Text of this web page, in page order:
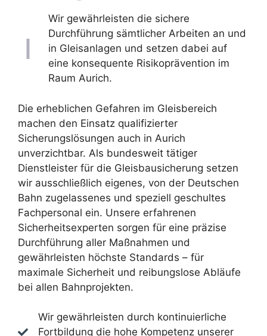
Wir gewährleisten die sichere
Durchführung sämtlicher Arbeiten an und
in Gleisanlagen und setzen dabei auf
eine konsequente Risikoprävention im
Raum Aurich.
Die erheblichen Gefahren im Gleisbereich
machen den Einsatz qualifizierter
Sicherungslösungen auch in Aurich
unverzichtbar. Als bundesweit tätiger
Dienstleister für die Gleisbausicherung setzen
wir ausschließlich eigenes, von der Deutschen
Bahn zugelassenes und speziell geschultes
Fachpersonal ein. Unsere erfahrenen
Sicherheitsexperten sorgen für eine präzise
Durchführung aller Maßnahmen und
gewährleisten höchste Standards – für
maximale Sicherheit und reibungslose Abläufe
bei allen Bahnprojekten.
Wir gewährleisten durch kontinuierliche
Fortbildung die hohe Kompetenz unserer